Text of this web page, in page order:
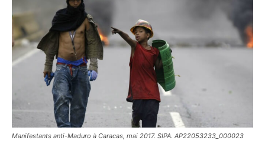
Manifestants anti-Maduro à Caracas, mai 2017. SIPA. AP22053233_000023